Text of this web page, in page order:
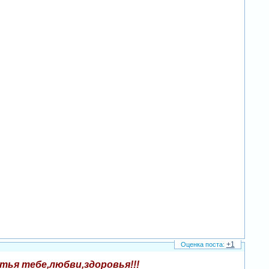
тебе,любви,здоровья!!!
+1